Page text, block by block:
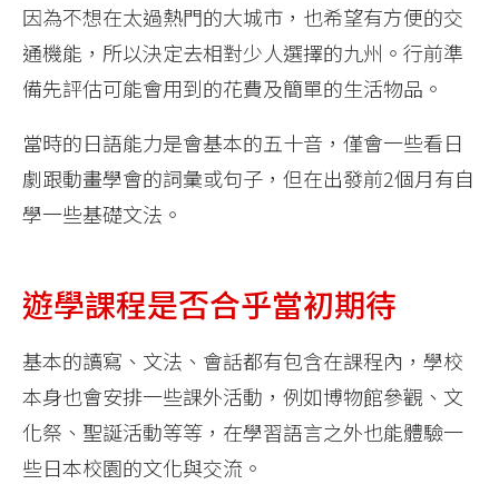
因為不想在太過熱門的大城市，也希望有方便的交
通機能，所以決定去相對少人選擇的九州。行前準
備先評估可能會用到的花費及簡單的生活物品。
當時的日語能力是會基本的五十音，僅會一些看日
劇跟動畫學會的詞彙或句子，但在出發前2個月有自
學一些基礎文法。
遊學課程是否合乎當初期待
基本的讀寫、文法、會話都有包含在課程內，學校
本身也會安排一些課外活動，例如博物館參觀、文
化祭、聖誕活動等等，在學習語言之外也能體驗一
些日本校園的文化與交流。